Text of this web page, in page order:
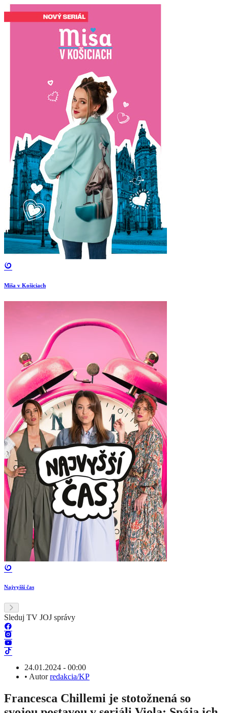
Miša v Košiciach
Najvyšší čas
Sleduj TV JOJ správy
24.01.2024 - 00:00
• Autorredakcia/KP
Francesca Chillemi je stotožnená so